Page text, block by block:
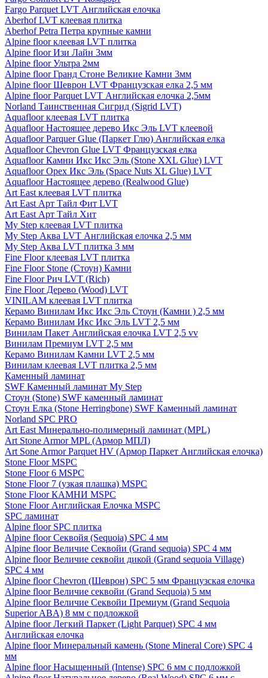
Fargo Parquet LVT Английская елочка
Aberhof LVT клеевая плитка
Aberhof Petra Петра крупные камни
Alpine floor клеевая LVT плитка
Alpine floor Изи Лайн 3мм
Alpine floor Ультра 2мм
Alpine floor Гранд Стоне Великие Камни 3мм
Alpine floor Шеврон LVT Французская елка 2,5 мм
Alpine floor Parquet LVT Английская елочка 2,5мм
Norland Таинственная Сигрид (Sigrid LVT)
Aquafloor клеевая LVT плитка
Aquafloor Настоящее дерево Икс Эль LVT клеевой
Aquafloor Parquer Glue (Паркет Глю) Английская елка
Aquafloor Chevron Glue LVT Французская елка
Aquafloor Камни Икс Икс Эль (Stone XXL Glue) LVT
Aquafloor Орех Икс Эль (Space Nuts XL Glue) LVT
Aquafloor Настоящее дерево (Realwood Glue)
Art East клеевая LVT плитка
Art East Арт Тайл Фит LVT
Art East Арт Тайл Хит
My Step клеевая LVT плитка
My Step Аква LVT Английская елочка 2,5 мм
My Step Аква LVT плитка 3 мм
Fine Floor клеевая LVT плитка
Fine Floor Stone (Стоун) Камни
Fine Floor Рич LVT (Rich)
Fine Floor Дерево (Wood) LVT
VINILAM клеевая LVT плитка
Керамо Винилам Икс Икс Эль Стоун (Камни ) 2,5 мм
Керамо Винилам Икс Икс Эль LVT 2,5 мм
Винилам Пакет Английская елочка LVT 2,5 vv
Винилам Премиум LVT 2,5 мм
Керамо Винилам Камни LVT 2,5 мм
Винилам клеевая LVT плитка 2,5 мм
Каменный ламинат
SWF Каменный ламинат My Step
Стоун (Stone) SWF каменный ламинат
Стоун Елка (Stone Herringbone) SWF Каменный ламинат
Norland SPC PRO
Art East Минерально-полимерный ламинат (MPL)
Art Stone Armor MPL (Армор МПЛ)
Art Sone Armor Parquet HV (Армор Паркет Английская елочка)
Stone Floor MSPC
Stone Floor 6 MSPC
Stone Floor 7 (узкая плашка) MSPC
Stone Floor КАМНИ MSPC
Stone Floor Английская Елочка MSPC
SPC ламинат
Alpine floor SPC плитка
Alpine floor Секвойя (Sequoia) SPC 4 мм
Alpine floor Величие Секвойи (Grand sequoia) SPC 4 мм
Alpine floor Величие секвойи дикой (Grand sequoia Village)
SPC 4 мм
Alpine floor Chevron (Шеврон) SPC 5 мм Французская елочка
Alpine floor Величие секвойи (Grand Sequoia) 5 мм
Alpine floor Величие Секвойи Премиум (Grand Sequoia
Superior ABA) 8 мм с подложкой
Alpine floor Легкий Паркет (Light Parquet) SPC 4 мм
Английская елочка
Alpine floor Минеральный камень (Stone Mineral Core) SPC 4
мм
Alpine floor Насыщенный (Intense) SPC 6 мм с подложкой